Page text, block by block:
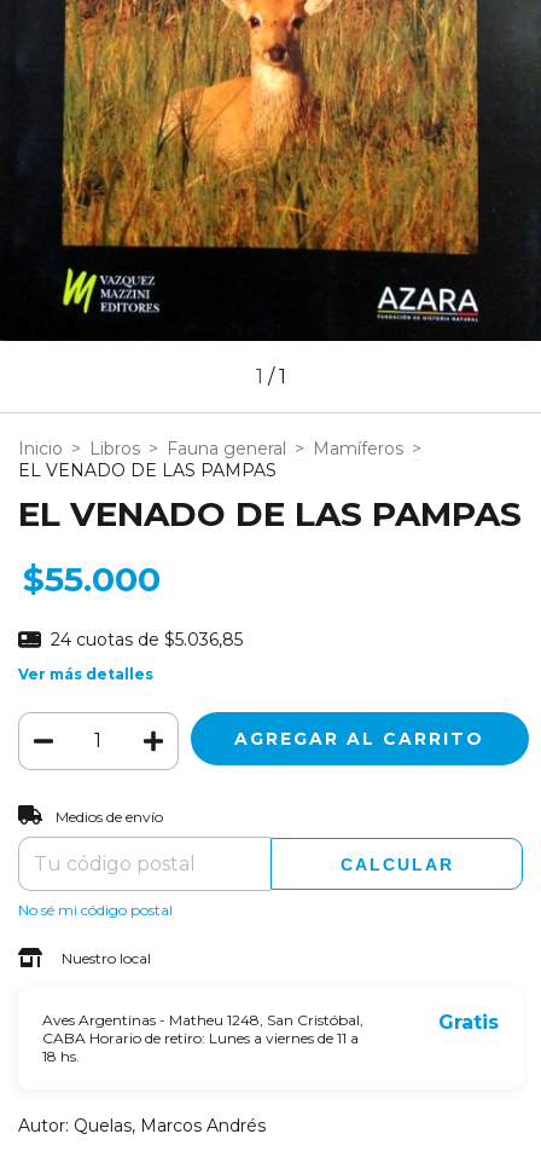
1 /1
Inicio > Libros > Fauna general > Mamíferos >
EL VENADO DE LAS PAMPAS
EL VENADO DE LAS PAMPAS
$55.000
24 cuotas de $5.036,85
Ver más detalles
Entregas para el CP:
Medios de envío
CALCULAR
No sé mi código postal
Nuestro local
Aves Argentinas - Matheu 1248, San Cristóbal,
CABA Horario de retiro: Lunes a viernes de 11 a
18 hs.
Gratis
Autor: Quelas, Marcos Andrés